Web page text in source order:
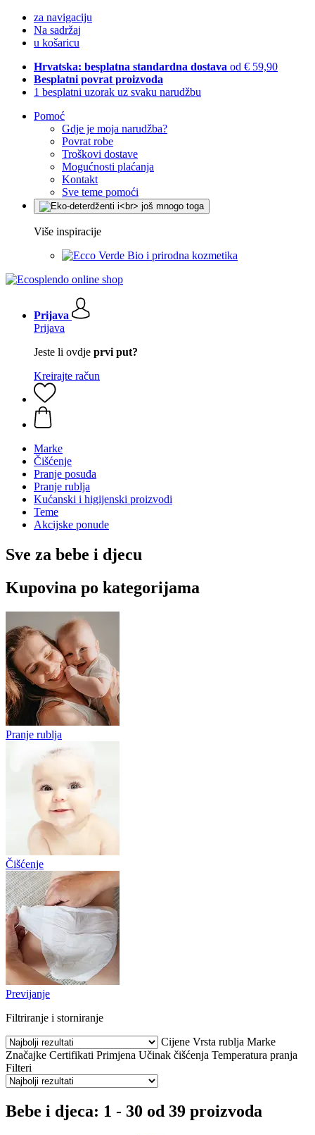
za navigaciju
Na sadržaj
u košaricu
Hrvatska: besplatna standardna dostava od € 59,90
Besplatni povrat proizvoda
1 besplatni uzorak uz svaku narudžbu
Pomoć
Gdje je moja narudžba?
Povrat robe
Troškovi dostave
Mogućnosti plaćanja
Kontakt
Sve teme pomoći
Više inspiracije
Bio i prirodna kozmetika
Prijava
Prijava
Jeste li ovdje prvi put?
Kreirajte račun
Marke
Čišćenje
Pranje posuđa
Pranje rublja
Kućanski i higijenski proizvodi
Teme
Akcijske ponude
Sve za bebe i djecu
Kupovina po kategorijama
Pranje rublja
Čišćenje
Previjanje
Filtriranje i storniranje
Cijene Vrsta rublja Marke
Značajke Certifikati Primjena Učinak čišćenja Temperatura pranja
Filteri
Bebe i djeca: 1 - 30 od 39 proizvoda